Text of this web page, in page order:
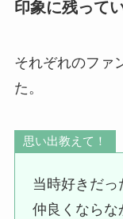
印象に残って
それぞれのファ
た。
思い出教えて！
当時好きだっ
仲良くならな